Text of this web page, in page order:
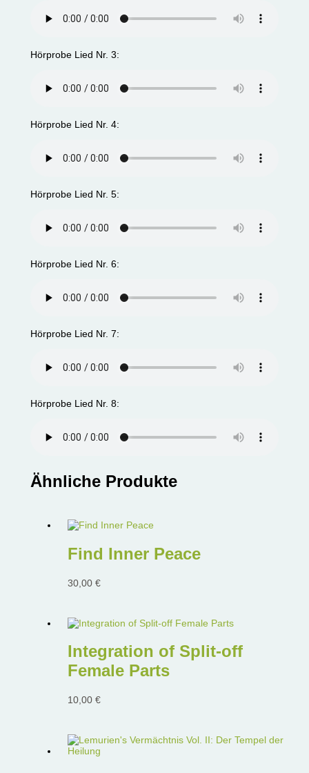
Hörprobe Lied Nr. 3:
Hörprobe Lied Nr. 4:
Hörprobe Lied Nr. 5:
Hörprobe Lied Nr. 6:
Hörprobe Lied Nr. 7:
Hörprobe Lied Nr. 8:
Ähnliche Produkte
Find Inner Peace
30,00 €
Integration of Split-off
Female Parts
10,00 €